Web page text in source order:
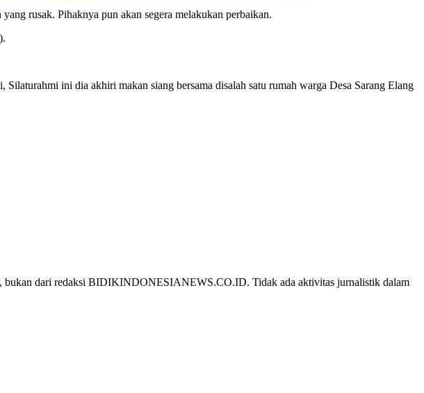
rusak. Pihaknya pun akan segera melakukan perbaikan.
ini dia akhiri makan siang bersama disalah satu rumah warga Desa Sarang Elang
dari redaksi BIDIKINDONESIANEWS.CO.ID. Tidak ada aktivitas jurnalistik dalam